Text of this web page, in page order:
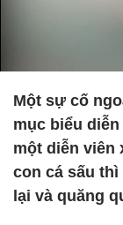
Một sự cố
mục biểu
một diễn viên
con cá sấu
lại và quăng